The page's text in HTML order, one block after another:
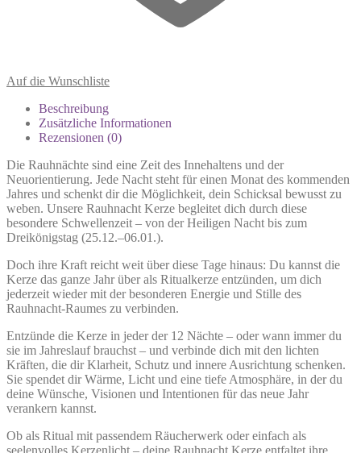
Auf die Wunschliste
Beschreibung
Zusätzliche Informationen
Rezensionen (0)
Die Rauhnächte sind eine Zeit des Innehaltens und der
Neuorientierung. Jede Nacht steht für einen Monat des kommenden
Jahres und schenkt dir die Möglichkeit, dein Schicksal bewusst zu
weben. Unsere Rauhnacht Kerze begleitet dich durch diese
besondere Schwellenzeit – von der Heiligen Nacht bis zum
Dreikönigstag (25.12.–06.01.).
Doch ihre Kraft reicht weit über diese Tage hinaus: Du kannst die
Kerze das ganze Jahr über als Ritualkerze entzünden, um dich
jederzeit wieder mit der besonderen Energie und Stille des
Rauhnacht-Raumes zu verbinden.
Entzünde die Kerze in jeder der 12 Nächte – oder wann immer du
sie im Jahreslauf brauchst – und verbinde dich mit den lichten
Kräften, die dir Klarheit, Schutz und innere Ausrichtung schenken.
Sie spendet dir Wärme, Licht und eine tiefe Atmosphäre, in der du
deine Wünsche, Visionen und Intentionen für das neue Jahr
verankern kannst.
Ob als Ritual mit passendem Räucherwerk oder einfach als
seelenvolles Kerzenlicht – deine Rauhnacht Kerze entfaltet ihre